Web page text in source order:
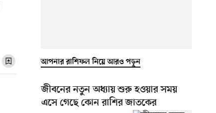
আপনার রাশিফল নিয়ে আরও পড়ুন
জীবনের নতুন অধ্যায় শুরু হওয়ার সময়
এসে গেছে কোন রাশির জাতকের